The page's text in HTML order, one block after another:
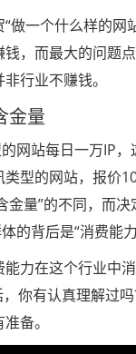
一个什么样的网
，而最大的问题
行业不赚钱。
金量
网站每日一万IP，
型的网站，报价
金量”的不同，而决
的背后是“消费能力
力在这个行业中消
你有认真理解过
备。